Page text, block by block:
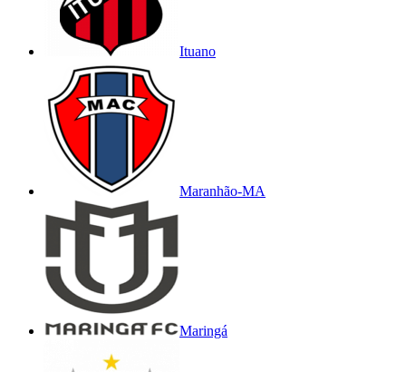
Ituano
Maranhão-MA
Maringá